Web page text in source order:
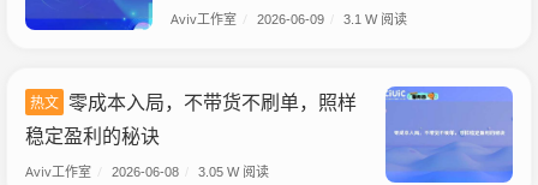
Aviv工作室 2026-06-09 3.1 W 阅读
热文 零成本入局，不带货不刷单，照样
稳定盈利的秘诀
Aviv工作室 2026-06-08 3.05 W 阅读